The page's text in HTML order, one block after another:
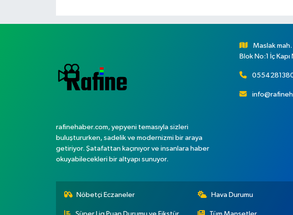
rafinehaber.com, yepyeni temasıyla sizleri
buluştururken, sadelik ve modernizmi bir araya
getiriyor. Şatafattan kaçınıyor ve insanlara haber
okuyabilecekleri bir altyapı sunuyor.
Maslak
Blok No:1 İç
Nöbetçi Eczaneler Hava Durumu